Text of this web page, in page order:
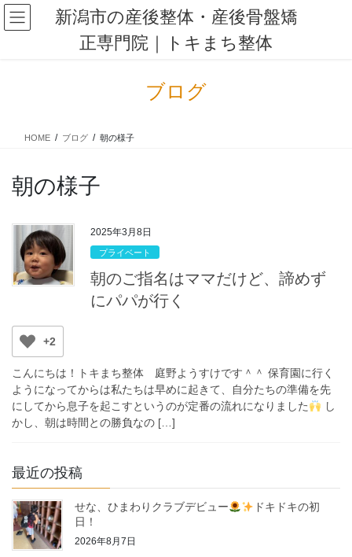
コ
ン
ナ
ビ
新潟市の産後整体・産後骨盤矯
正専門院｜トキまち整体
ブログ
HOME ブログ 朝の様子
朝の様子
2025年3月8日
プライベート
朝のご指名はママだけど、諦めず
にパパが行く
+2
こんにちは！トキまち整体 庭野ようすけです＾＾ 保育園に行く
ようになってからは私たちは早めに起きて、自分たちの準備を先
にしてから息子を起こすというのが定番の流れになりました
し
かし、朝は時間との勝負なの […]
最近の投稿
せな、ひまわりクラブデビュー
ドキドキの初
日！
2026年8月7日